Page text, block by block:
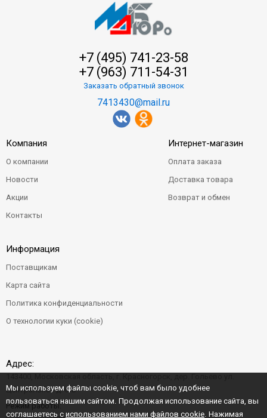
+7 (495) 741-23-58
+7 (963) 711-54-31
Заказать обратный звонок
7413430@mail.ru
Компания
О компании
Новости
Акции
Контакты
Интернет-магазин
Оплата заказа
Доставка товара
Возврат и обмен
Информация
Поставщикам
Карта сайта
Политика конфиденциальности
О технологии куки (cookie)
Адрес:
Центральная д. 6"Б"
Режим работы:
Мы используем файлы cookie, чтоб вам было удобнее
пользоваться нашим сайтом. Продолжая использование сайта, вы
соглашаетесь с использованием нами файлов cookie . Нажимая